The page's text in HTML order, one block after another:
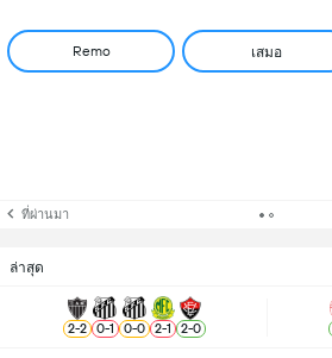
Remo เสมอ
ที่ผ่านมา
ล่าสุด
2-2 0-1 0-0 2-1 2-0